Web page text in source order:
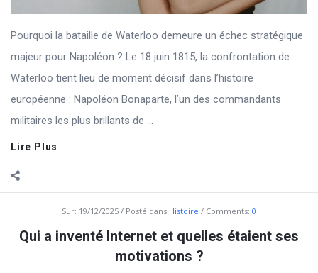
Pourquoi la bataille de Waterloo demeure un échec stratégique
majeur pour Napoléon ? Le 18 juin 1815, la confrontation de
Waterloo tient lieu de moment décisif dans l’histoire
européenne : Napoléon Bonaparte, l’un des commandants
militaires les plus brillants de ...
Lire Plus
Sur: 19/12/2025 Posté dans Histoire Comments: 0
Qui a inventé Internet et quelles étaient ses
motivations ?